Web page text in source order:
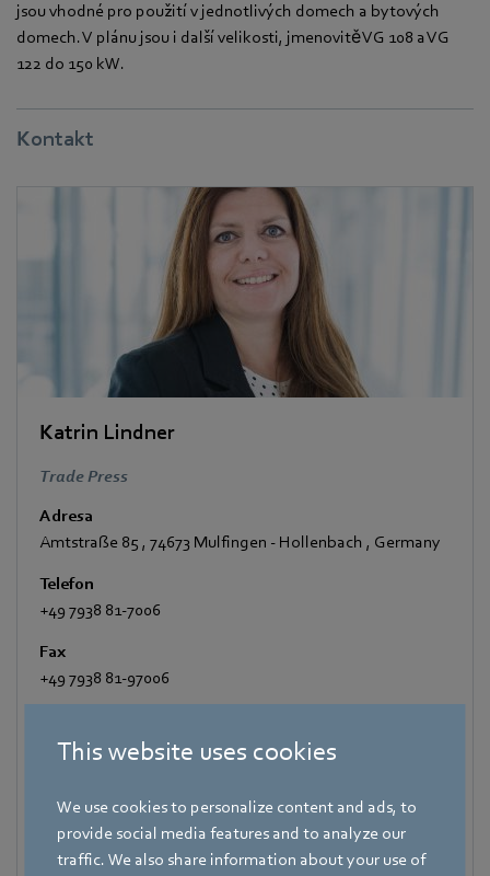
This website uses cookies
We use cookies to personalize content and ads, to
provide social media features and to analyze our
traffic. We also share information about your use of
jsou vhodné pro použití v jednotlivých domech a bytových
domech. V plánu jsou i další velikosti, jmenovitě VG 108 a VG
122 do 150 kW.
Kontakt
Katrin Lindner
Trade Press
Adresa
Amtstraße 85 , 74673 Mulfingen - Hollenbach , Germany
Telefon
+49 7938 81-7006
Fax
+49 7938 81-97006
Katrin.Lindner@de.ebmpapst.com